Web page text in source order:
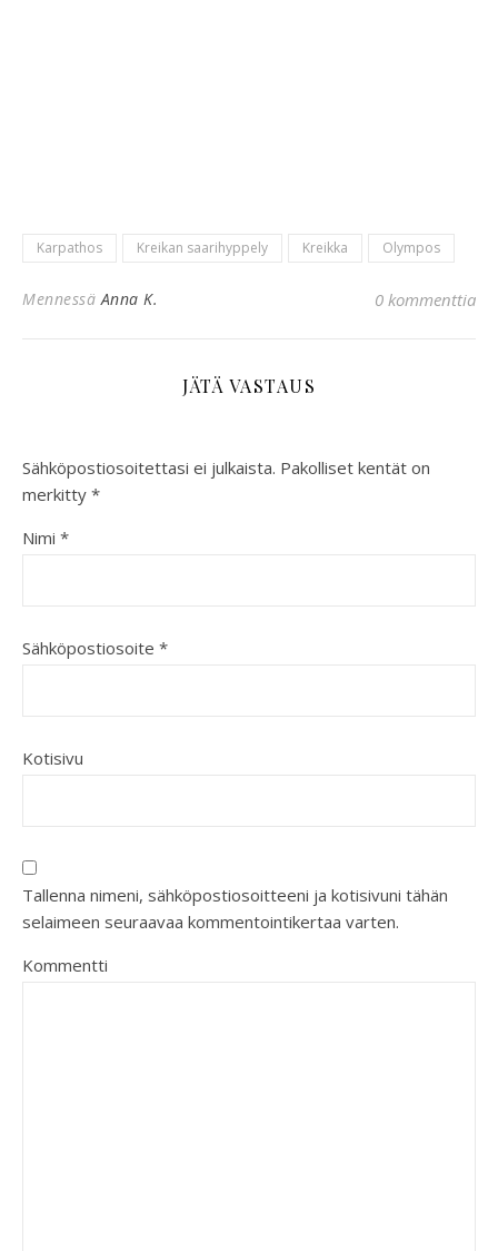
Karpathos Kreikan saarihyppely Kreikka Olympos
Mennessä Anna K. 0 kommenttia
JÄTÄ VASTAUS
Sähköpostiosoitettasi ei julkaista. Pakolliset kentät on
merkitty *
Nimi *
Sähköpostiosoite *
Kotisivu
Tallenna nimeni, sähköpostiosoitteeni ja kotisivuni tähän
selaimeen seuraavaa kommentointikertaa varten.
Kommentti